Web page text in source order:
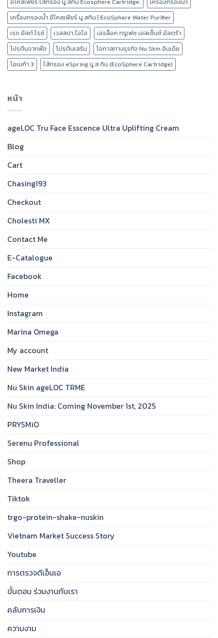
เครื่องกรองน้ำ อีโคสเฟียร์ นู สกิน | EcoSphere Water Purifier
เรด ยีสต์ ไรซ์
เวลสปา ไอโอ
เอจล็อค ทรูเฟซ เอสเซ็นซ์ อัลตร้า
โปรตีนจากพืช
โปรตีนเสริม
โอกาสทางธุรกิจ Nu Skin อินเดีย
โอเมก้า 3
ไส้กรอง eSpring นู ส กิน (EcoSphere Cartridge)
หน้า
ageLOC Tru Face Esscence Ultra Uplifting Cream
Blog
Cart
Chasing193
Checkout
Cholesti MX
Contact Me
E-Catalogue
Facebook
Home
Instagram
Marina Omega
My account
New Market India
Nu Skin ageLOC TRME
Nu Skin India: Coming November 1st, 2025
PRYSMiO
Serenu Professional
Shop
Theera Traveller
Tiktok
trgo-protein-shake-nuskin
Vietnam Market Success Story
Youtube
การตรวจดีเอ็นเอ
ขั้นตอน ร่วมงานกับเรา
คลับการเงิน
ความงาม